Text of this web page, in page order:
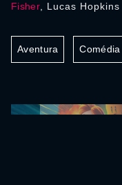
Fisher, Lucas Hopkins
Aventura Comédia